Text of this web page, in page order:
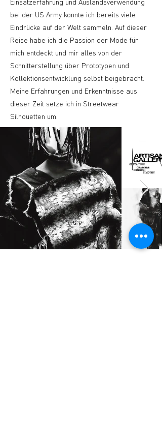
Einsatzerfahrung und Auslandsverwendung
bei der US Army konnte ich bereits viele
Eindrücke auf der Welt sammeln. Auf dieser
Reise habe ich die Passion der Mode für
mich entdeckt und mir alles von der
Schnitterstellung über Prototypen und
Kollektionsentwicklung selbst beigebracht.
Meine Erfahrungen und Erkenntnisse aus
dieser Zeit setze ich in Streetwear
Silhouetten um.